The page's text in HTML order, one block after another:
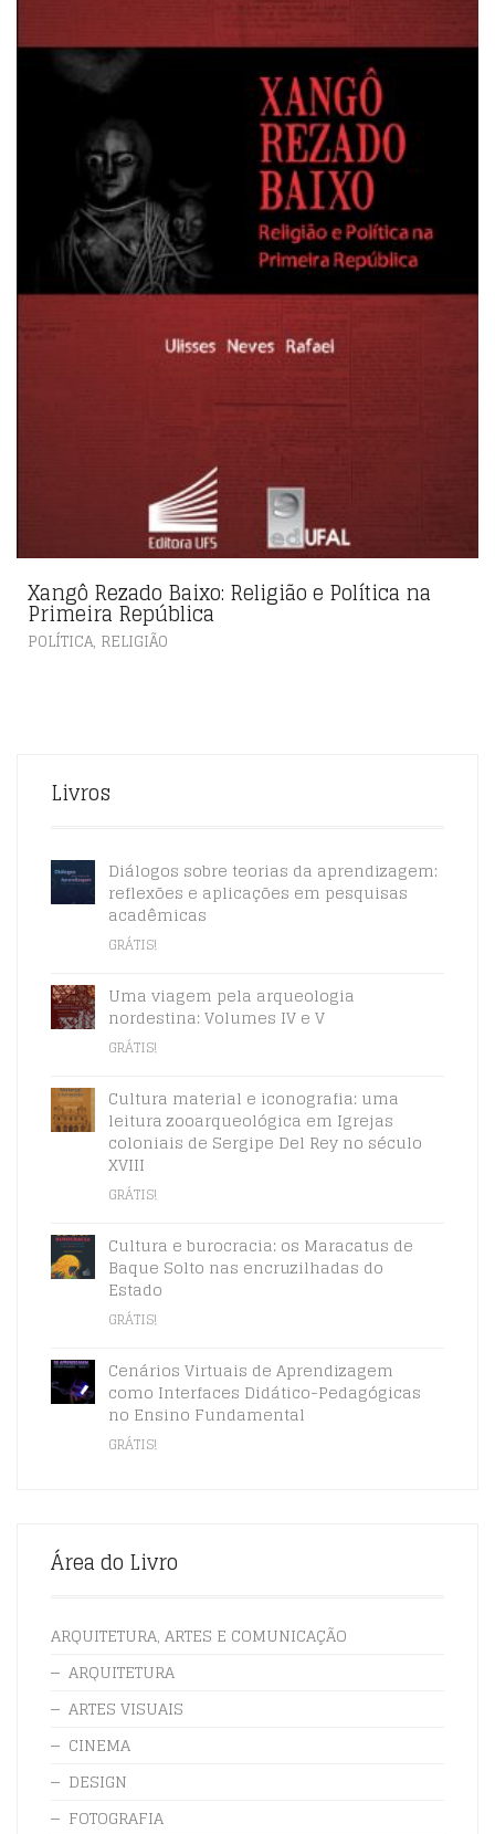
Xangô Rezado Baixo: Religião e Política na
Primeira República
POLÍTICA, RELIGIÃO
Livros
Diálogos sobre teorias da aprendizagem:
reflexões e aplicações em pesquisas
acadêmicas
GRÁTIS!
Uma viagem pela arqueologia
nordestina: Volumes IV e V
GRÁTIS!
Cultura material e iconografia: uma
leitura zooarqueológica em Igrejas
coloniais de Sergipe Del Rey no século
XVIII
GRÁTIS!
Cultura e burocracia: os Maracatus de
Baque Solto nas encruzilhadas do
Estado
GRÁTIS!
Cenários Virtuais de Aprendizagem
como Interfaces Didático-Pedagógicas
no Ensino Fundamental
GRÁTIS!
Área do Livro
ARQUITETURA, ARTES E COMUNICAÇÃO
ARQUITETURA
ARTES VISUAIS
CINEMA
DESIGN
FOTOGRAFIA